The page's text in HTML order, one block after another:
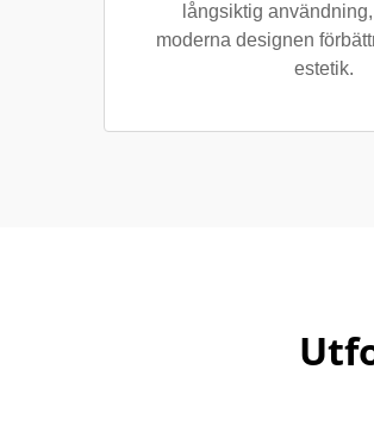
långsiktig
moderna designen
estetik.